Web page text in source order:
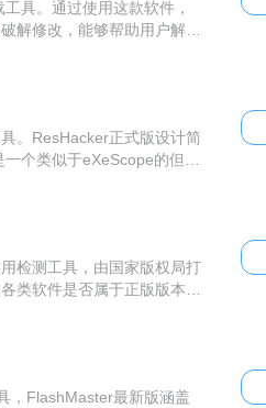
具。通过使用这款软件，
解修改，能够帮助用户解除
。ResHacker正式版设计简
个类似于eXeScope的但在
检测工具，由国家版权局打
类软件是否属于正版版本，
，FlashMaster最新版涵盖